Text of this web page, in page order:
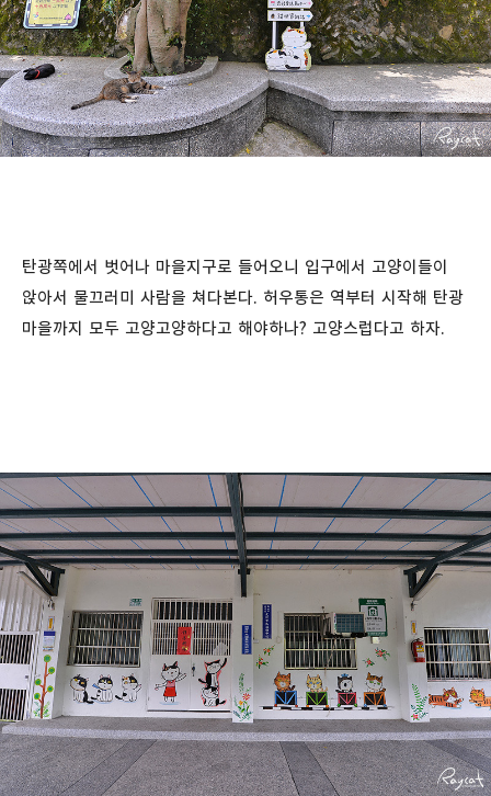
탄광쪽에서 벗어나 마을지구로 들어오니 입구에서 고양이들이
앉아서 물끄러미 사람을 쳐다본다. 허우통은 역부터 시작해 탄광
마을까지 모두 고양고양하다고 해야하나? 고양스럽다고 하자.